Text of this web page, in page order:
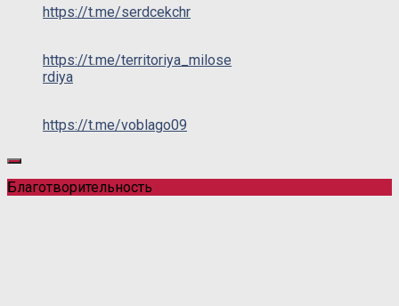
https://t.me/serdcekchr
https://t.me/territoriya_milose
rdiya
https://t.me/voblago09
Благотворительность